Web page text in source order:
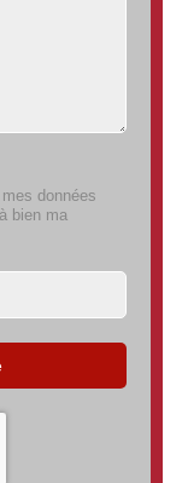
données
bien ma